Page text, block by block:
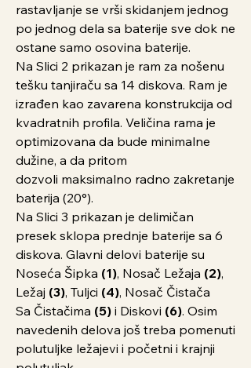
rastavljanje se vrši skidanjem jednog
po jednog dela sa baterije sve dok ne
ostane samo osovina baterije.
Na Slici 2 prikazan je ram za nošenu
tešku tanjiraču sa 14 diskova. Ram je
izrađen kao zavarena konstrukcija od
kvadratnih profila. Veličina rama je
optimizovana da bude minimalne
dužine, a da pritom
dozvoli maksimalno radno zakretanje
baterija (20°).
Na Slici 3 prikazan je delimičan
presek sklopa prednje baterije sa 6
diskova. Glavni delovi baterije su
Noseća Šipka (1), Nosač Ležaja (2),
Ležaj (3), Tuljci (4), Nosač Čistača
Sa Čistačima (5) i Diskovi (6). Osim
navedenih delova još treba pomenuti
polutuljke ležajevi i početni i krajnji